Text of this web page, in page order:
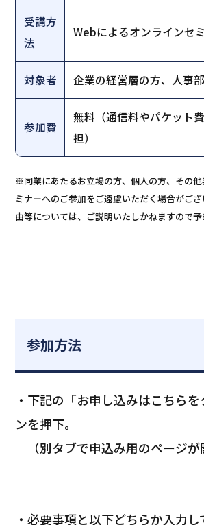
受講方
法
Webによるオンラインセ
対象者 企業の経営層の方、人事
参加費
無料（通信料やパケット
担）
※同業にあたるお立場の方、個人の方、その
ミナーへのご参加をご遠慮いただく場合がご
由等については、ご説明いたしかねますので予
参加方法
・下記の「お申し込みはこちら
ンを押下。
（別タブで申込み用のページが
・必要事項と以下どちらか入力